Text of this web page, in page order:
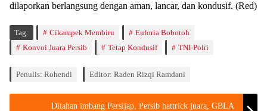
dilaporkan berlangsung dengan aman, lancar, dan kondusif. (Red)
Tag: Cikampek Membiru
Euforia Bobotoh
Konvoi Juara Persib
Tetap Kondusif TNI-Polri
Penulis: Rohendi Editor: Raden Rizqi Ramdani
Ditahan imbang Persijap, Persib hattrick juara, GBLA